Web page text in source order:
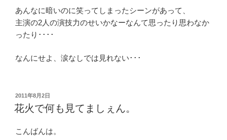
あんなに暗いのに笑ってしまったシーンがあって、
主演の2人の演技力のせいかなーなんて思ったり思わなか
ったり････
なんにせよ、涙なしでは見れない･･･
投
稿
日:
2011年8月2日
花火で何も見てましぇん。
こんばんは。